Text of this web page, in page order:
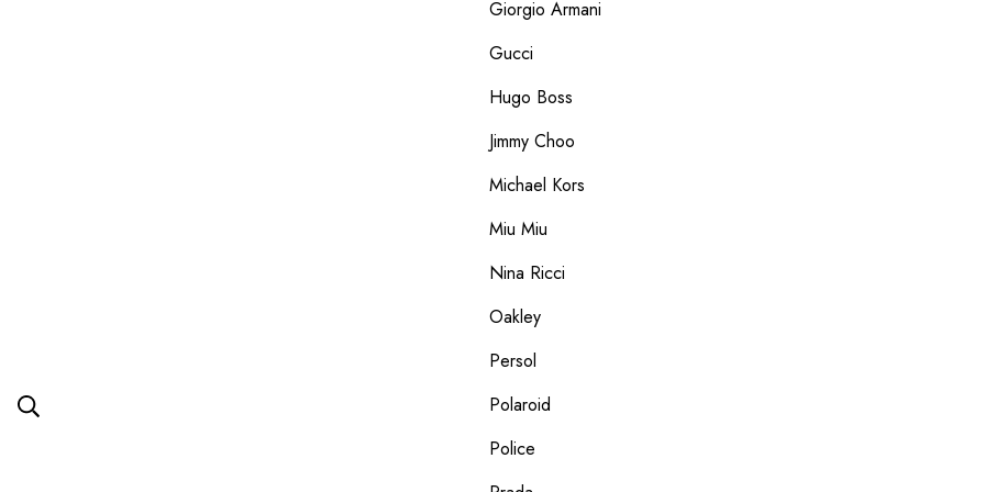
Giorgio Armani
Gucci
Hugo Boss
Jimmy Choo
Michael Kors
Miu Miu
Nina Ricci
Oakley
Persol
Polaroid
Police